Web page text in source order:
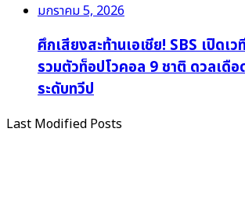
มกราคม 5, 2026
ศึกเสียงสะท้านเอเชีย! SBS เปิดเ
รวมตัวท็อปโวคอล 9 ชาติ ดวลเดื
ระดับทวีป
Last Modified Posts